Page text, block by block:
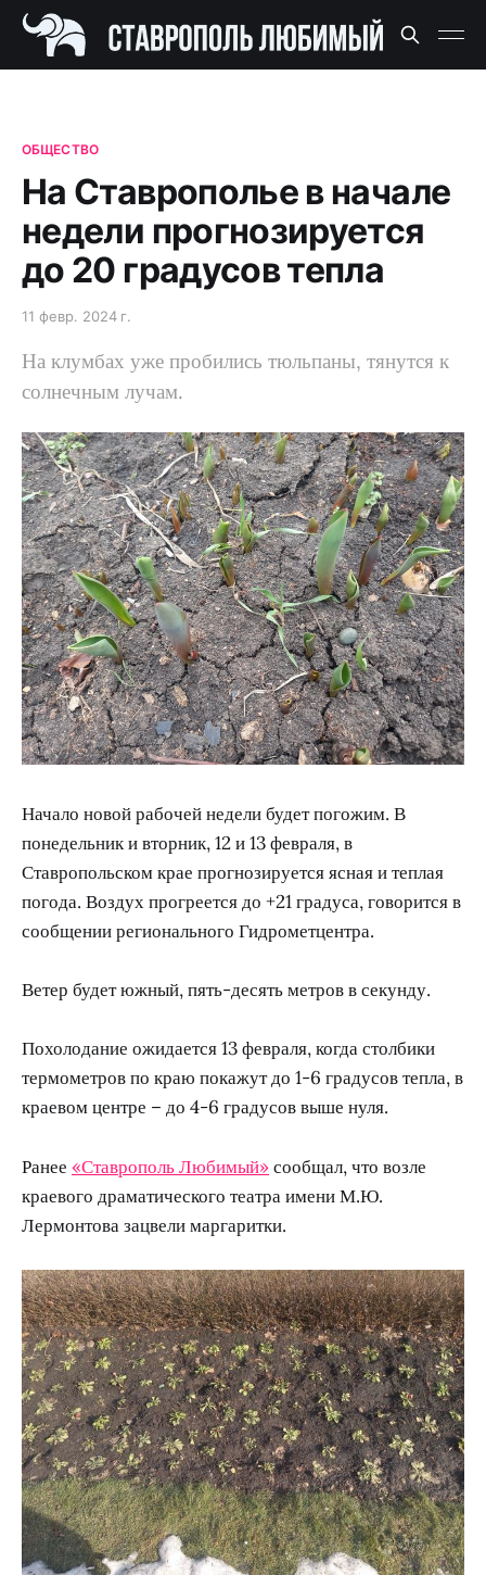
ОБЩЕСТВО
На Ставрополье в начале
недели прогнозируется
до 20 градусов тепла
11 февр. 2024 г.
На клумбах уже пробились тюльпаны, тянутся к
солнечным лучам.
Начало новой рабочей недели будет погожим. В
понедельник и вторник, 12 и 13 февраля, в
Ставропольском крае прогнозируется ясная и теплая
погода. Воздух прогреется до +21 градуса, говорится в
сообщении регионального Гидрометцентра.
Ветер будет южный, пять-десять метров в секунду.
Похолодание ожидается 13 февраля, когда столбики
термометров по краю покажут до 1-6 градусов тепла, в
краевом центре – до 4-6 градусов выше нуля.
Ранее «Ставрополь Любимый»сообщал, что возле
краевого драматического театра имени М.Ю.
Лермонтова зацвели маргаритки.